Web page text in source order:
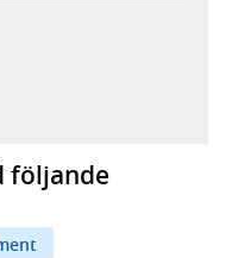
extern webbplats,
webbplats,
följande